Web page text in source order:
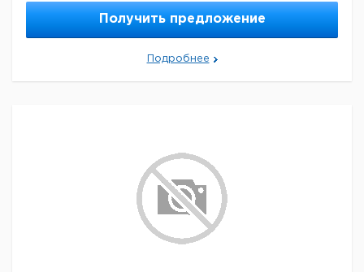
Получить предложение
Подробнее